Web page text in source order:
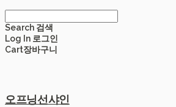
Search 검색
Log In 로그인
Cart장바구니
오프닝선샤인